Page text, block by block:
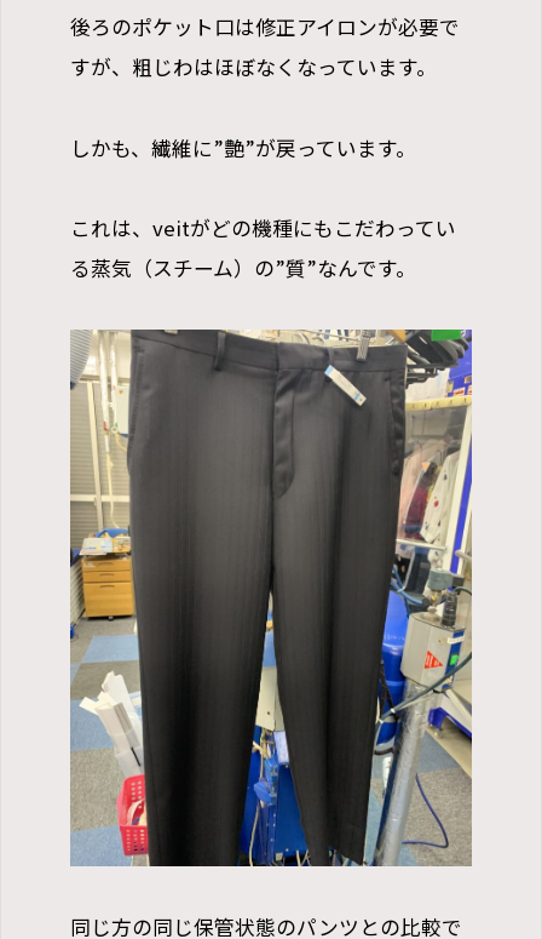
後ろのポケット口は修正アイロンが必要で
すが、粗じわはほぼなくなっています。
しかも、繊維に”艶”が戻っています。
これは、veitがどの機種にもこだわってい
る蒸気（スチーム）の”質”なんです。
同じ方の同じ保管状態のパンツとの比較で